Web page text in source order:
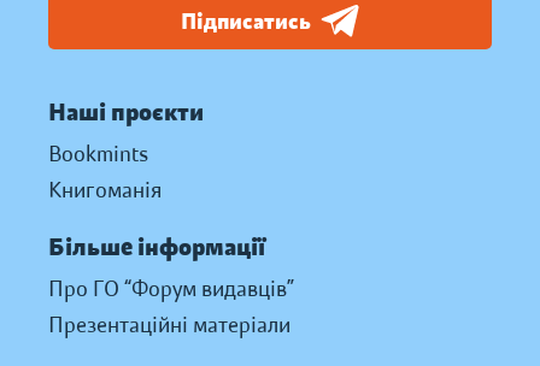
Підписатись
Наші проєкти
Bookmints
Книгоманія
Більше інформації
Про ГО “Форум видавців”
Презентаційні матеріали